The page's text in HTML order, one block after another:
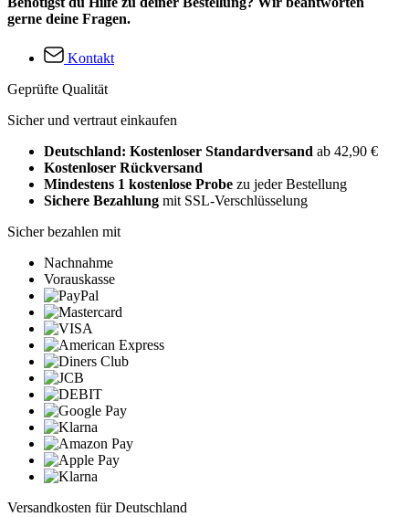
gerne deine Fragen.
Kontakt
Geprüfte Qualität
Sicher und vertraut einkaufen
Deutschland: Kostenloser Standardversand ab 42,90 €
Kostenloser Rückversand
Mindestens 1 kostenlose Probe zu jeder Bestellung
Sichere Bezahlung mit SSL-Verschlüsselung
Sicher bezahlen mit
Nachnahme
Vorauskasse
Versandkosten für Deutschland